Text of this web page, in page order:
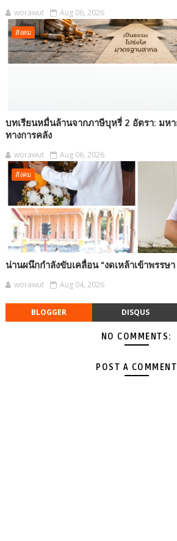
worawut Aug 06, 2026
สังคม
บทเรียนหมื่นล้านจากภาษีบุหรี่ 2 อัตรา: มห
ทางการคลัง
worawut Aug 06, 2026
สังคม
น่านผนึกกำลังขับเคลื่อน “งดเหล้าเข้าพรรษา
worawut Aug 04, 2026
BLOGGER DISQUS
NO COMMENTS:
POST A COMMENT